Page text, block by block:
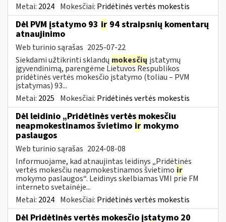
Metai: 2024 Mokesčiai: Pridėtinės vertės mokestis
Dėl PVM įstatymo 93 ir 94 straipsnių komentarų
atnaujinimo
Web turinio sąrašas 2025-07-22
Siekdami užtikrinti sklandų mokesčių įstatymų
įgyvendinimą, parengėme Lietuvos Respublikos
pridėtinės vertės mokesčio įstatymo (toliau – PVM
įstatymas) 93...
Metai: 2025 Mokesčiai: Pridėtinės vertės mokestis
Dėl leidinio „Pridėtinės vertės mokesčiu
neapmokestinamos švietimo ir mokymo
paslaugos
Web turinio sąrašas 2024-08-08
Informuojame, kad atnaujintas leidinys „Pridėtinės
vertės mokesčiu neapmokestinamos švietimo ir
mokymo paslaugos“. Leidinys skelbiamas VMI prie FM
interneto svetainėje...
Metai: 2024 Mokesčiai: Pridėtinės vertės mokestis
Dėl Pridėtinės vertės mokesčio įstatymo 20